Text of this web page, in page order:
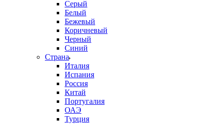
Серый
Белый
Бежевый
Коричневый
Черный
Синий
Страна
Италия
Испания
Россия
Китай
Португалия
ОАЭ
Турция